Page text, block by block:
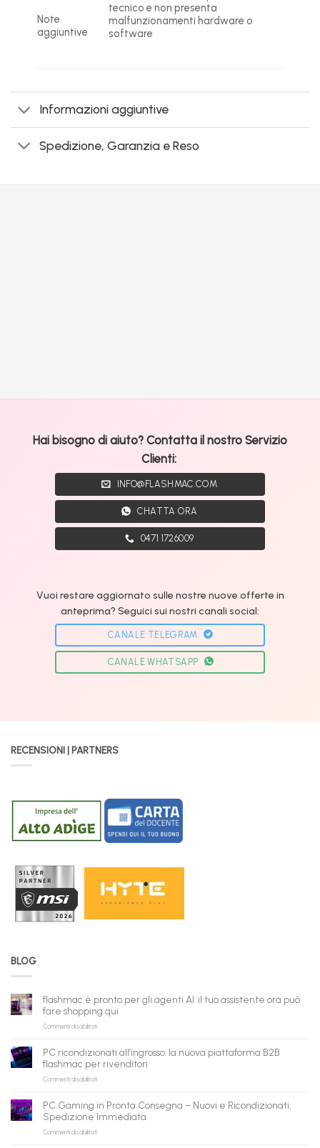
Note
aggiuntive
tecnico e non presenta
malfunzionamenti hardware o
software
Informazioni aggiuntive
Spedizione, Garanzia e Reso
Hai bisogno di aiuto? Contatta il nostro Servizio
Clienti:
INFO@FLASHMAC.COM
CHATTA ORA
0471 1726009
Vuoi restare aggiornato sulle nostre nuove offerte in
anteprima? Seguici sui nostri canali social:
CANALE TELEGRAM
CANALE WHATSAPP
RECENSIONI | PARTNERS
BLOG
flashmac è pronto per gli agenti AI: il tuo assistente ora può
fare shopping qui
Commenti disabilitatisu
pronto
per
gli
AI:
il
tuo
assistente
PC ricondizionati all’ingrosso: la nuova piattaforma B2B
flashmac per rivenditori
Commenti disabilitatisu
ricondizionati
all’ingrosso:
la
nuova
PC Gaming in Pronta Consegna – Nuovi e Ricondizionati,
Spedizione Immediata
Commenti disabilitatisu